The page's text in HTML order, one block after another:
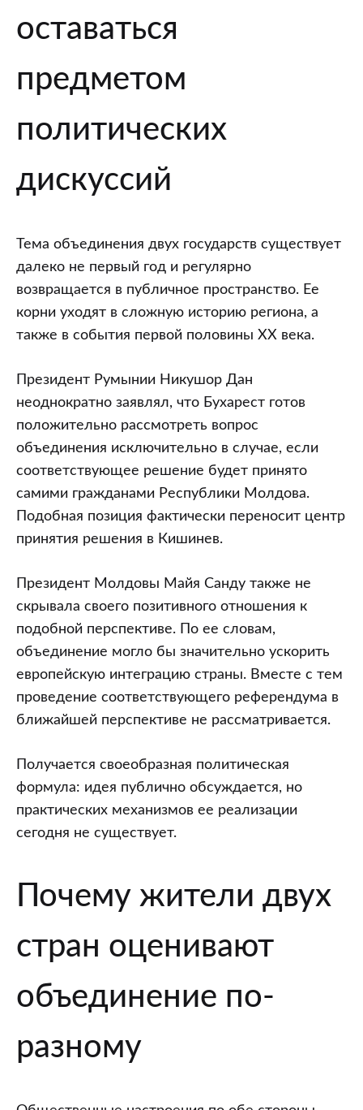
оставаться
предметом
политических
дискуссий
Тема объединения двух государств существует
далеко не первый год и регулярно
возвращается в публичное пространство. Ее
корни уходят в сложную историю региона, а
также в события первой половины XX века.
Президент Румынии Никушор Дан
неоднократно заявлял, что Бухарест готов
положительно рассмотреть вопрос
объединения исключительно в случае, если
соответствующее решение будет принято
самими гражданами Республики Молдова.
Подобная позиция фактически переносит центр
принятия решения в Кишинев.
Президент Молдовы Майя Санду также не
скрывала своего позитивного отношения к
подобной перспективе. По ее словам,
объединение могло бы значительно ускорить
европейскую интеграцию страны. Вместе с тем
проведение соответствующего референдума в
ближайшей перспективе не рассматривается.
Получается своеобразная политическая
формула: идея публично обсуждается, но
практических механизмов ее реализации
сегодня не существует.
Почему жители двух
стран оценивают
объединение по-
разному